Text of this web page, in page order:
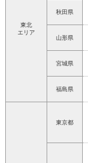
東北
エリア
秋田県
山形県
宮城県
福島県
東京都